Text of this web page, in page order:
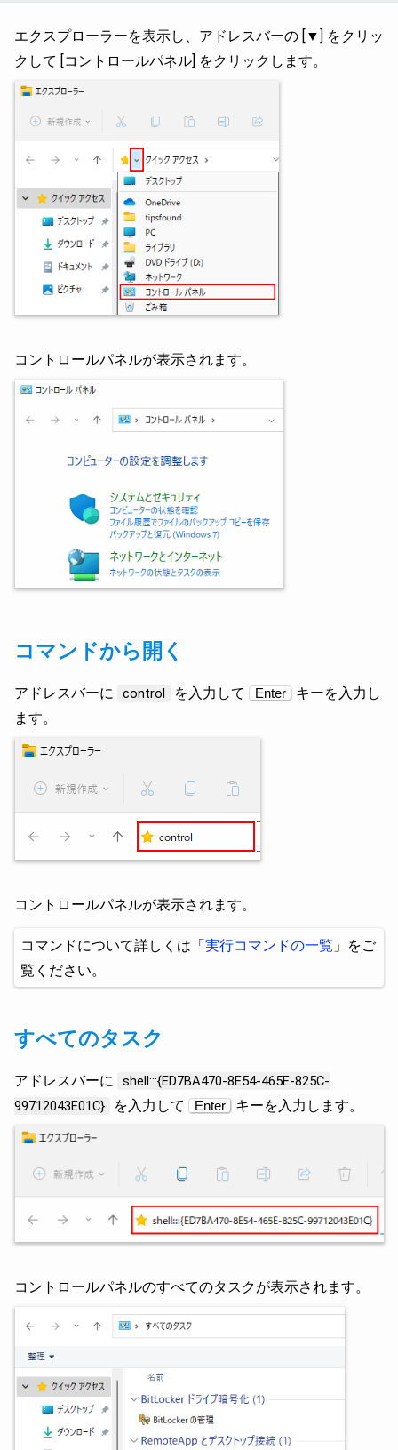
エクスプローラーを表示し、アドレスバーの [▼] をクリッ
クして [コントロールパネル] をクリックします。
コントロールパネルが表示されます。
コマンドから開く
アドレスバーに control を入力して Enter
キーを入力し
ます。
コントロールパネルが表示されます。
コマンドについて詳しくは「 実行コマンドの一覧 」をご
覧ください。
すべてのタスク
アドレスバーに
shell:::{ED7BA470-8E54-465E-825C-
99712043E01C}
を入力して Enter キーを入力します。
コントロールパネルのすべてのタスクが表示されます。